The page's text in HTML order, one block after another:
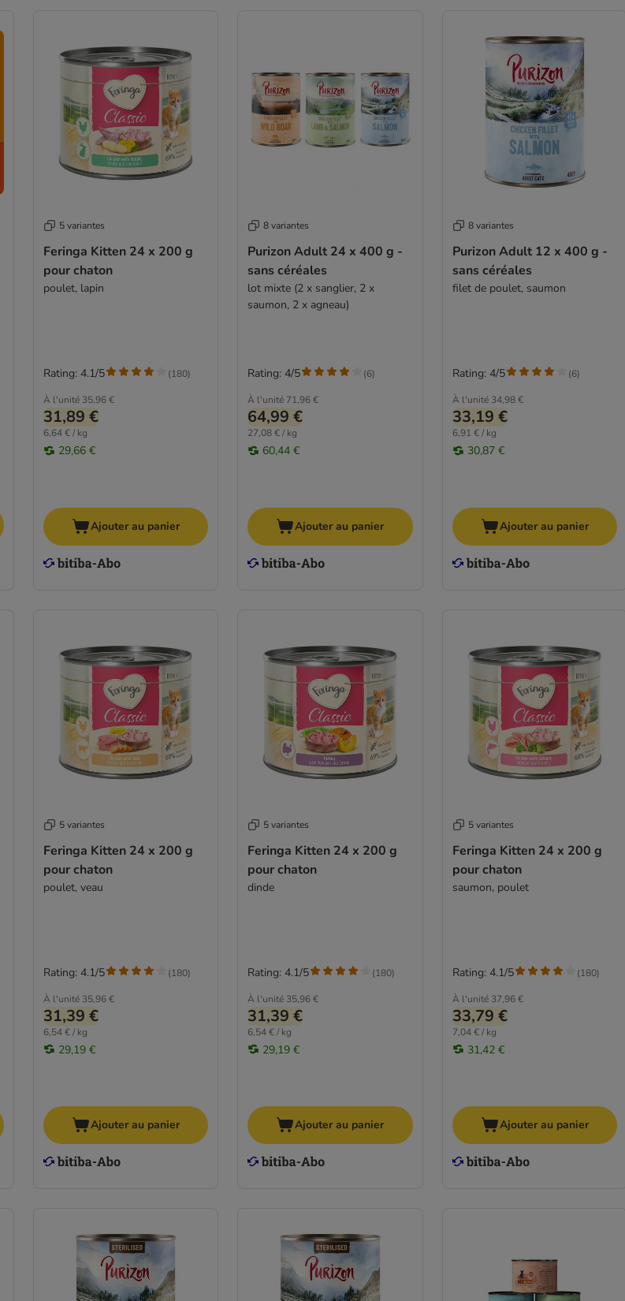
5 variantes
Feringa Kitten 24 x 200 g
pour chaton
poulet, lapin
À l'unité 35,96 €
31,89 €
6,64 € / kg
29,66 €
Rating: 4.1/5 (180)
Ajouter au panier
8 variantes
Purizon Adult 24 x 400 g -
sans céréales
lot mixte (2 x sanglier, 2 x
saumon, 2 x agneau)
À l'unité 71,96 €
64,99 €
27,08 € / kg
60,44 €
Rating: 4/5 (6)
Ajouter au panier
8 variantes
Purizon Adult 12 x 400 g -
sans céréales
filet de poulet, saumon
À l'unité 34,98 €
33,19 €
6,91 € / kg
30,87 €
Rating: 4/5 (6)
Ajouter au panier
5 variantes
Feringa Kitten 24 x 200 g
pour chaton
poulet, veau
À l'unité 35,96 €
31,39 €
6,54 € / kg
29,19 €
Rating: 4.1/5 (180)
Ajouter au panier
5 variantes
Feringa Kitten 24 x 200 g
pour chaton
dinde
À l'unité 35,96 €
31,39 €
6,54 € / kg
29,19 €
Rating: 4.1/5 (180)
Ajouter au panier
5 variantes
Feringa Kitten 24 x 200 g
pour chaton
saumon, poulet
À l'unité 37,96 €
33,79 €
7,04 € / kg
31,42 €
Rating: 4.1/5 (180)
Ajouter au panier